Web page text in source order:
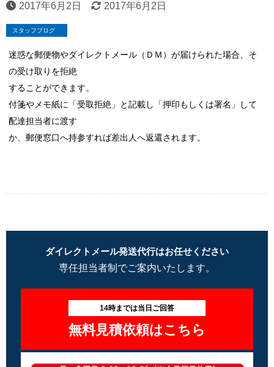
2017年6月2日 2017年6月2日
スタッフブログ
迷惑な郵便物やダイレクトメール（ＤＭ）が届けられた場合、そ
の受け取りを拒絶
することができます。
付箋やメモ紙に「受取拒絶」と記載し「押印もしくは署名」して
配達担当者に渡す
か、郵便窓口へ持参すれば差出人へ返還されます。
ダイレクトメール発送代行はお任せください
専任担当者制でご案内いたします。
14時までは当日ご回答
無料見積依頼はこちら